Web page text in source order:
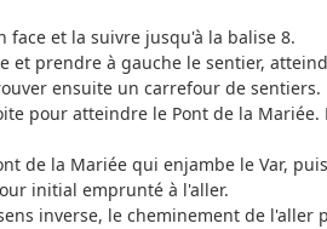
face et la suivre jusqu'à la balise 8.
et prendre à gauche le sentier,
ensuite un carrefour de sentiers.
pour atteindre le Pont de la
de la Mariée qui enjambe le Var,
initial emprunté à l'aller.
inverse, le cheminement de